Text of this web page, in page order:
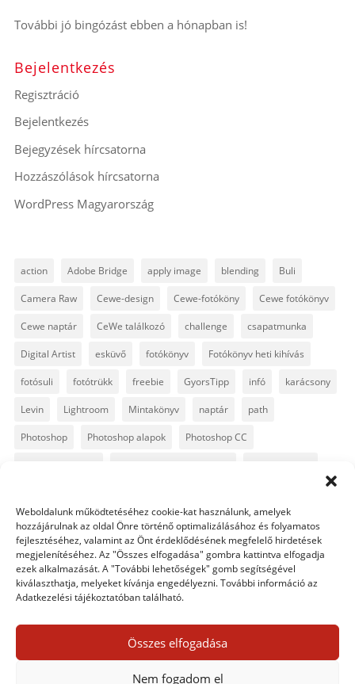
Weboldalunk működtetéséhez cookie-kat használunk, amelyek
hozzájárulnak az oldal Önre történő optimalizálásához és folyamatos
fejlesztéséhez, valamint az Önt érdeklődésének megfelelő hirdetések
megjelenítéséhez. Az "Összes elfogadása" gombra kattintva elfogadja
ezek alkalmazását. A "További lehetőségek" gomb segítségével
kiválaszthatja, melyeket kívánja engedélyezni. További információ az
Adatkezelési tájékoztatóban található.
Összes elfogadása
Nem fogadom el
További jó bingózást ebben a hónapban is!
Bejelentkezés
Regisztráció
Bejelentkezés
Bejegyzések hírcsatorna
Hozzászólások hírcsatorna
WordPress Magyarország
action Adobe Bridge apply image blending Buli
Camera Raw Cewe-design Cewe-fotóköny Cewe fotókönyv
Cewe naptár CeWe találkozó challenge csapatmunka
Digital Artist esküvő fotókönyv Fotókönyv heti kihívás
fotósuli fotótrükk freebie GyorsTipp infó karácsony
Levin Lightroom Mintakönyv naptár path
Photoshop Photoshop alapok Photoshop CC
szövegszerkesztés template text Topaz trükkök
videó vintage
0 hozzászólás
Egy hozzászólás elküldése